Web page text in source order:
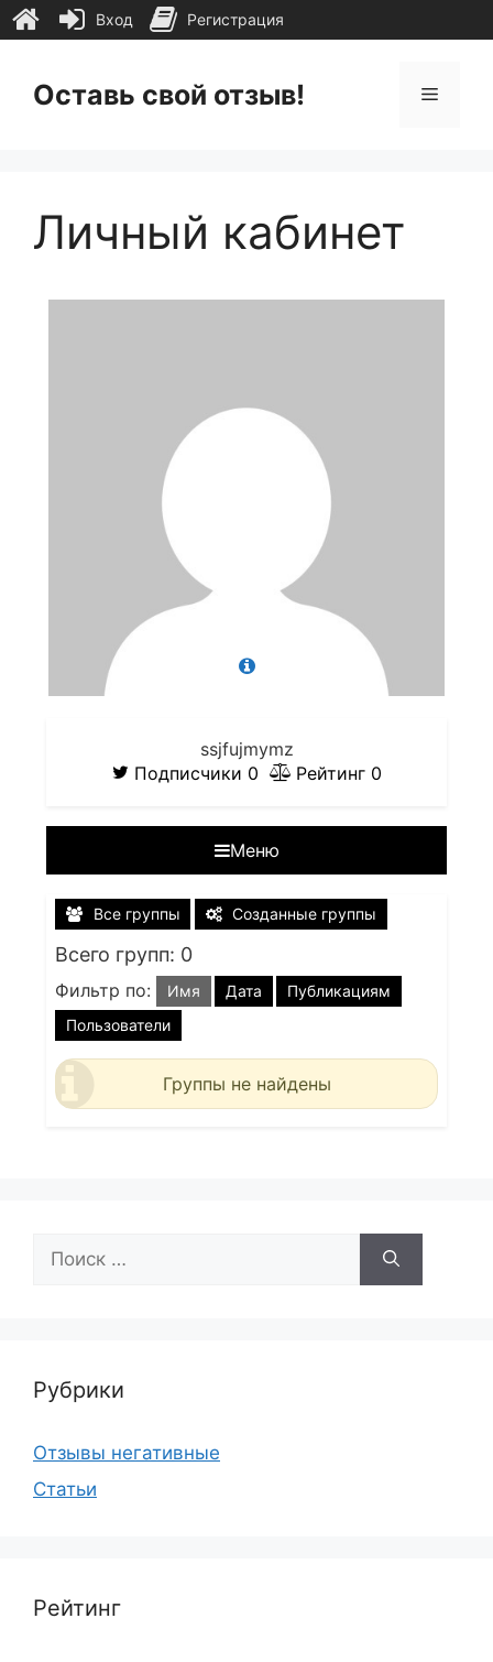
содержимому
Оставь свой отзыв! Меню
Личный кабинет
ssjfujmymz
Подписчики 0 Рейтинг 0
Меню
Все группы Созданные группы
Всего групп: 0
Фильтр по: Имя Дата
Публикациям
Пользователи
Группы не найдены
Рубрики
Отзывы негативные
Статьи
Рейтинг
Вход Регистрация